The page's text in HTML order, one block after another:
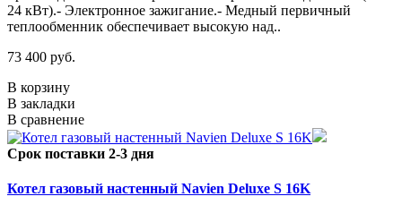
24 кВт).- Электронное зажигание.- Медный первичный
теплообменник обеспечивает высокую над..
73 400 руб.
В корзину
В закладки
В сравнение
Срок поставки 2-3 дня
Котел газовый настенный Navien Deluxe S 16K